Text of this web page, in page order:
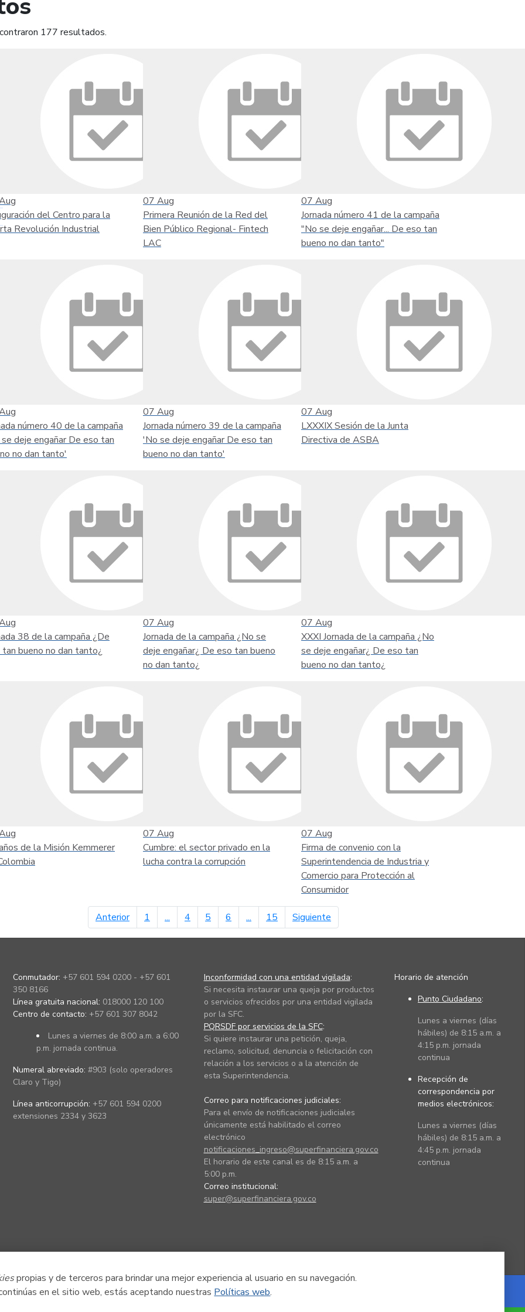
propias y de terceros para brindar una mejor experiencia al usuario en su navegación.
en el sitio web, estás aceptando nuestras Políticas web.
177 resultados.
del Centro para la
Revolución Industrial
07 Aug
Primera Reunión de la Red del
Bien Público Regional- Fintech
LAC
07 Aug
Jornada número 41 de la campaña
"No se deje engañar... De eso tan
bueno no dan tanto"
número 40 de la campaña
deje engañar De eso tan
no dan tanto'
07 Aug
Jornada número 39 de la campaña
'No se deje engañar De eso tan
bueno no dan tanto'
07 Aug
LXXXIX Sesión de la Junta
Directiva de ASBA
38 de la campaña ¿De
bueno no dan tanto¿
07 Aug
Jornada de la campaña ¿No se
deje engañar¿ De eso tan bueno
no dan tanto¿
07 Aug
XXXI Jornada de la campaña ¿No
se deje engañar¿ De eso tan
bueno no dan tanto¿
de la Misión Kemmerer
07 Aug
Cumbre: el sector privado en la
lucha contra la corrupción
07 Aug
Firma de convenio con la
Superintendencia de Industria y
Comercio para Protección al
Consumidor
Anteriorpágina anterior
1 ... 4 5 6 ... 15 Siguientepágina siguiente
Conmutador: +57 601 594 0200 - +57 601
350 8166
Línea gratuita nacional: 018000 120 100
Centro de contacto: +57 601 307 8042
Lunes a viernes de 8:00 a.m. a 6:00
p.m. jornada continua.
Numeral abreviado: #903 (solo operadores
Claro y Tigo)
Línea anticorrupción: +57 601 594 0200
extensiones 2334 y 3623
Inconformidad con una entidad vigilada:
Si necesita instaurar una queja por productos
o servicios ofrecidos por una entidad vigilada
por la SFC.
PQRSDF por servicios de la SFC:
Si quiere instaurar una petición, queja,
reclamo, solicitud, denuncia o felicitación con
relación a los servicios o a la atención de
esta Superintendencia.
Correo para notificaciones judiciales:
Para el envío de notificaciones judiciales
únicamente está habilitado el correo
electrónico
notificaciones_ingreso@superfinanciera.gov.co
El horario de este canal es de 8:15 a.m. a
5:00 p.m.
Correo institucional:
super@superfinanciera.gov.co
Horario de atención
Punto Ciudadano:
Lunes a viernes (días
hábiles) de 8:15 a.m. a
4:15 p.m. jornada
continua
Recepción de
correspondencia por
medios electrónicos:
Lunes a viernes (días
hábiles) de 8:15 a.m. a
4:45 p.m. jornada
continua